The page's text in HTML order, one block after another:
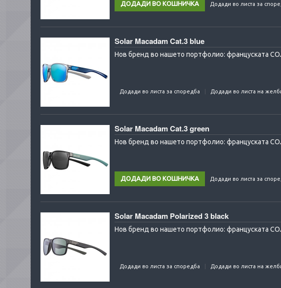
Додади во листа за
Додади во листа на
Додади во листа за споредба
Solar Macadam Cat.3 blue
Нов бренд во нашето портфолио: француската
Додади во листа за
Solar Macadam Cat.3 green
Нов бренд во нашето портфолио: француската
Додади во листа на
Додади во листа за споредба
Solar Macadam Polarized 3 black
Нов бренд во нашето портфолио: француската